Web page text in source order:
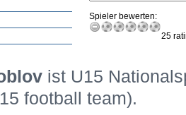
Spieler bewerten:
25
ist U15
football team).